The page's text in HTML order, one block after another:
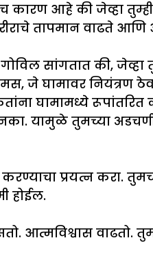
कारण आहे की जेव्हा
तापमान वाढते
सांगतात की, जेव्हा
जे घामावर नियंत्रण
घामामध्ये रूपांतरित
यामुळे तुमच्या अडचणी
प्रयत्न करा.
होईल.
आत्मविश्वास वाढतो.